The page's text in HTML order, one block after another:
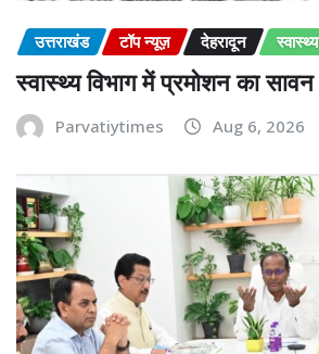
उत्तराखंड टॉप न्यूज़ देहरादून स्वास्थ्य
स्वास्थ्य विभाग में प्रमोशन का सावन
Parvatiytimes Aug 6, 2026